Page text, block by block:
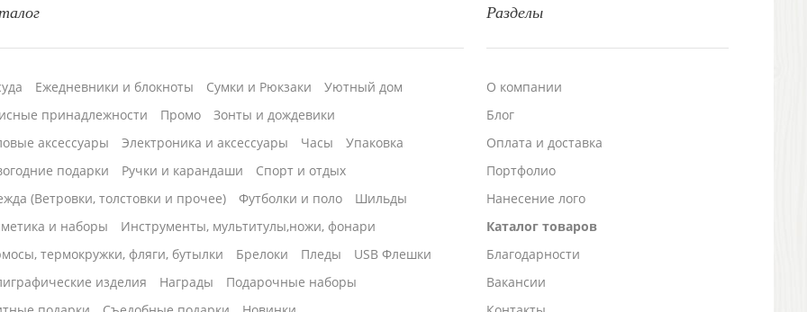
Разделы
О компании
Блог
Оплата и доставка
Портфолио
Нанесение лого
Каталог товаров
Благодарности
Вакансии
Ежедневники и блокноты Сумки и Рюкзаки
Уютный дом
принадлежности
Промо
Зонты и дождевики
аксессуары
Электроника и аксессуары Часы
Упаковка
подарки
Ручки и карандаши
Спорт и отдых
(Ветровки, толстовки и прочее)
Футболки и поло
Шильды
и наборы
Инструменты, мультитулы,ножи, фонари
термокружки, фляги, бутылки
Брелоки Пледы
USB Флешки
изделия
Награды
Подарочные наборы